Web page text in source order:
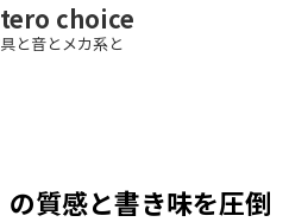
choice
と音とメカ系と
の質感と書き味を圧倒